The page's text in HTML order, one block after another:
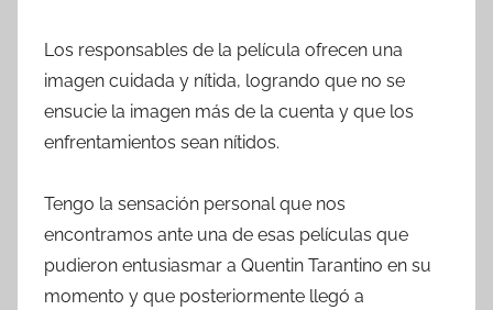
Los responsables de la película ofrecen una
imagen cuidada y nítida, logrando que no se
ensucie la imagen más de la cuenta y que los
enfrentamientos sean nítidos.
Tengo la sensación personal que nos
encontramos ante una de esas películas que
pudieron entusiasmar a Quentin Tarantino en su
momento y que posteriormente llegó a